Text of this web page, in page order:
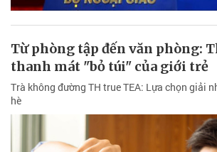
Từ phòng tập đến văn phòng:
thanh mát "bỏ túi" của giới trẻ
Trà không đường TH true TEA: Lựa chọn giải
hè